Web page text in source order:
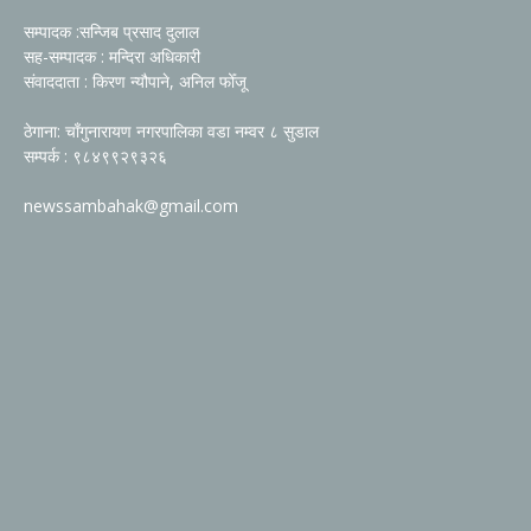
सम्पादक :सन्जिब प्रसाद दुलाल
सह-सम्पादक : मन्दिरा अधिकारी
संवाददाता : किरण न्यौपाने, अनिल फोँजू
ठेगाना: चाँगुनारायण नगरपालिका वडा नम्वर ८ सुडाल
सम्पर्क : ९८४९९२९३२६
newssambahak@gmail.com